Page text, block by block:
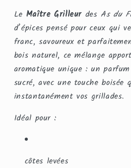
As
du
Fumoir
As
Le Maître Grilleur des As du
d’épices pensé pour ceux qui
franc, savoureux et
bois naturel, ce mélange
aromatique unique : un
sucré, avec une touche boisée
instantanément vos grillades.
Idéal pour :
côtes levées